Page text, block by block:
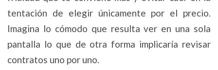
tentación de elegir únicamente por el precio.
Imagina lo cómodo que resulta ver en una sola
pantalla lo que de otra forma implicaría revisar
contratos uno por uno.